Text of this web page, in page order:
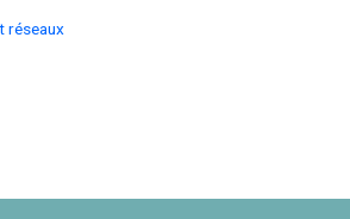
réseaux